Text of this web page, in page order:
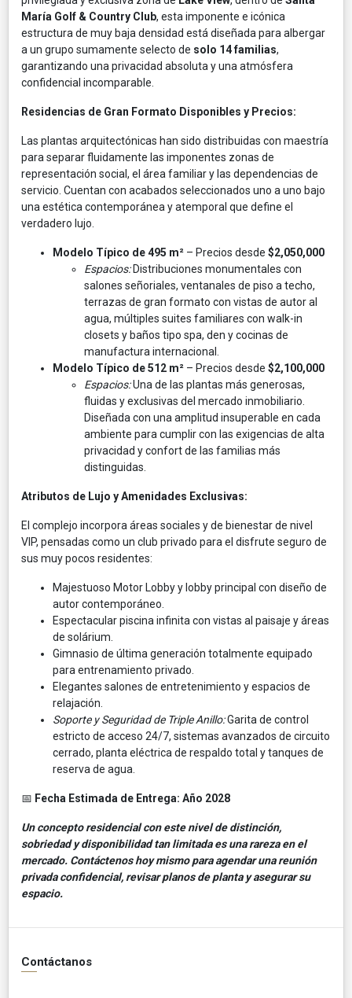
María Golf & Country Club, esta imponente e icónica
estructura de muy baja densidad está diseñada para albergar
a un grupo sumamente selecto de solo 14 familias,
garantizando una privacidad absoluta y una atmósfera
confidencial incomparable.
Residencias de Gran Formato Disponibles y Precios:
Las plantas arquitectónicas han sido distribuidas con maestría
para separar fluidamente las imponentes zonas de
representación social, el área familiar y las dependencias de
servicio. Cuentan con acabados seleccionados uno a uno bajo
una estética contemporánea y atemporal que define el
verdadero lujo.
Modelo Típico de 495 m² – Precios desde $2,050,000
Espacios:Distribuciones monumentales con
salones señoriales, ventanales de piso a techo,
terrazas de gran formato con vistas de autor al
agua, múltiples suites familiares con walk-in
closets y baños tipo spa, den y cocinas de
manufactura internacional.
Modelo Típico de 512 m² – Precios desde $2,100,000
Espacios:Una de las plantas más generosas,
fluidas y exclusivas del mercado inmobiliario.
Diseñada con una amplitud insuperable en cada
ambiente para cumplir con las exigencias de alta
privacidad y confort de las familias más
distinguidas.
Atributos de Lujo y Amenidades Exclusivas:
El complejo incorpora áreas sociales y de bienestar de nivel
VIP, pensadas como un club privado para el disfrute seguro de
sus muy pocos residentes:
Majestuoso Motor Lobby y lobby principal con diseño de
autor contemporáneo.
Espectacular piscina infinita con vistas al paisaje y áreas
de solárium.
Gimnasio de última generación totalmente equipado
para entrenamiento privado.
Elegantes salones de entretenimiento y espacios de
relajación.
Soporte y Seguridad de Triple Anillo:Garita de control
estricto de acceso 24/7, sistemas avanzados de circuito
cerrado, planta eléctrica de respaldo total y tanques de
reserva de agua.
📅 Fecha Estimada de Entrega: Año 2028
Un concepto residencial con este nivel de distinción,
sobriedad y disponibilidad tan limitada es una rareza en el
mercado. Contáctenos hoy mismo para agendar una reunión
privada confidencial, revisar planos de planta y asegurar su
espacio.
Contáctanos